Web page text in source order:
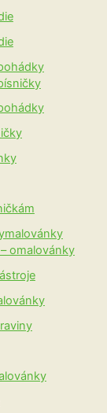
omalovánky